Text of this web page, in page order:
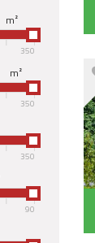
m²
350
m²
350
350
90